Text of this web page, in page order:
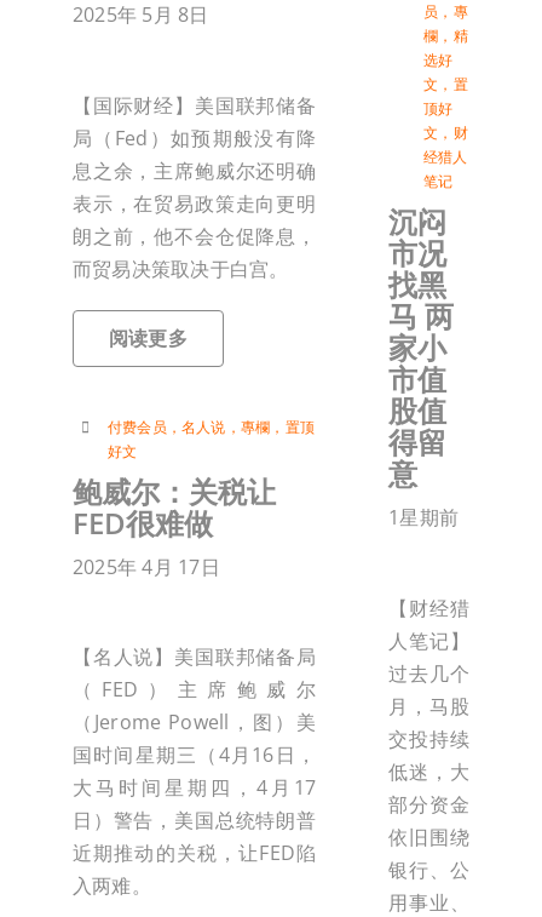
2025年 5月 8日
【国际财经】美国联邦储备
局（Fed）如预期般没有降
息之余，主席鲍威尔还明确
表示，在贸易政策走向更明
朗之前，他不会仓促降息，
而贸易决策取决于白宫。
阅读更多
付费会员 ， 名人说 ， 專欄 ， 置顶
好文
鲍威尔：关税让
FED很难做
2025年 4月 17日
【名人说】美国联邦储备局
（FED）主席鲍威尔
（Jerome Powell，图）美
国时间星期三（4月16日，
大马时间星期四，4月17
日）警告，美国总统特朗普
近期推动的关税，让FED陷
入两难。
员 ， 專
欄 ， 精
选好
文 ， 置
顶好
文 ， 财
经猎人
笔记
沉闷
市况
找黑
马 两
家小
市值
股值
得留
意
1星期前
【财经猎
人笔记】
过去几个
月，马股
交投持续
低迷，大
部分资金
依旧围绕
银行、公
用事业、